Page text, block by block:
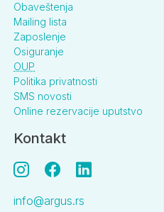
Obaveštenja
Mailing lista
Zaposlenje
Osiguranje
OUP
Politika privatnosti
SMS novosti
Online rezervacije uputstvo
Kontakt
info@argus.rs